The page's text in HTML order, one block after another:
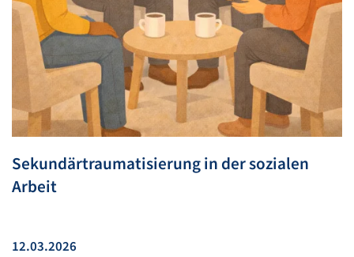
Sekundärtraumatisierung in der sozialen
Arbeit
12.03.2026